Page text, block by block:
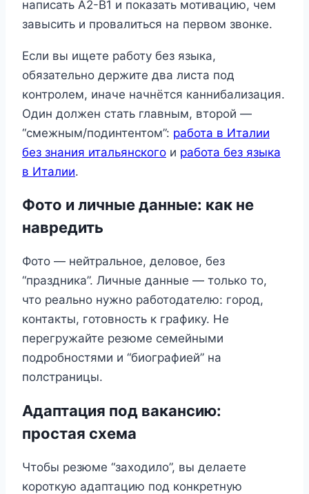
написать A2-B1 и показать мотивацию, чем
завысить и провалиться на первом звонке.
Если вы ищете работу без языка,
обязательно держите два листа под
контролем, иначе начнётся каннибализация.
Один должен стать главным, второй —
“смежным/подинтентом”: работа в Италии
без знания итальянского и работа без языка
в Италии.
Фото и личные данные: как не
навредить
Фото — нейтральное, деловое, без
“праздника”. Личные данные — только то,
что реально нужно работодателю: город,
контакты, готовность к графику. Не
перегружайте резюме семейными
подробностями и “биографией” на
полстраницы.
Адаптация под вакансию:
простая схема
Чтобы резюме “заходило”, вы делаете
короткую адаптацию под конкретную